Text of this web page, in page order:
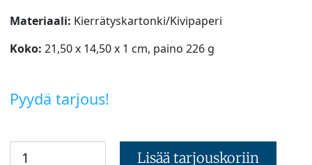
Materiaali: Kierrätyskartonki/Kivipaperi
Koko: 21,50 x 14,50 x 1 cm, paino 226 g
Pyydä tarjous!
Lisää tarjouskoriin